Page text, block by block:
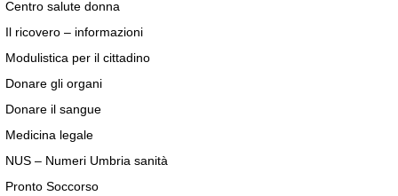
Centro salute donna
Il ricovero – informazioni
Modulistica per il cittadino
Donare gli organi
Donare il sangue
Medicina legale
NUS – Numeri Umbria sanità
Pronto Soccorso